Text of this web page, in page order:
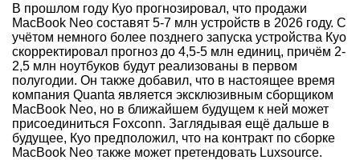
В прошлом году Куо прогнозировал, что продажи
MacBook Neo составят 5-7 млн устройств в 2026 году. С
учётом немного более позднего запуска устройства Куо
скорректировал прогноз до 4,5-5 млн единиц, причём 2-
2,5 млн ноутбуков будут реализованы в первом
полугодии. Он также добавил, что в настоящее время
компания Quanta является эксклюзивным сборщиком
MacBook Neo, но в ближайшем будущем к ней может
присоединиться Foxconn. Заглядывая ещё дальше в
будущее, Куо предположил, что на контракт по сборке
MacBook Neo также может претендовать Luxsource.